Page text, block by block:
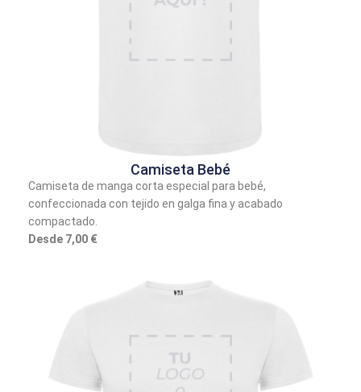
Camiseta Bebé
Camiseta de manga corta especial para bebé,
confeccionada con tejido en galga fina y acabado
compactado.
Desde 7,00 €